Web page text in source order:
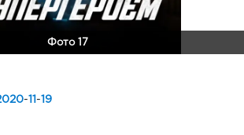
Фото 17
-11 -19